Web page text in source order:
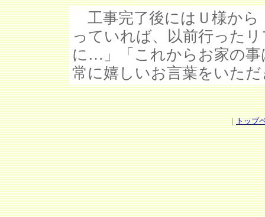
工事完了後にはＵ様から
っていれば、以前行った
に…」「これからお家の
常に嬉しいお言葉をいた
｜トップ